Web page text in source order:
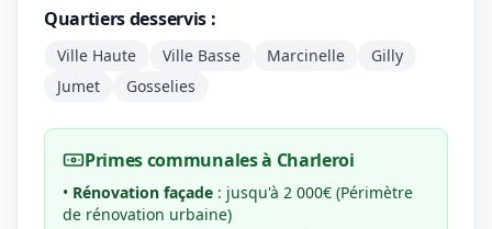
Quartiers desservis :
Ville Haute Ville Basse Marcinelle
Gilly
Jumet
Gosselies
Primes communales à Charleroi
• Rénovation façade : jusqu'à 2 000€ (Périmètre
de rénovation urbaine)